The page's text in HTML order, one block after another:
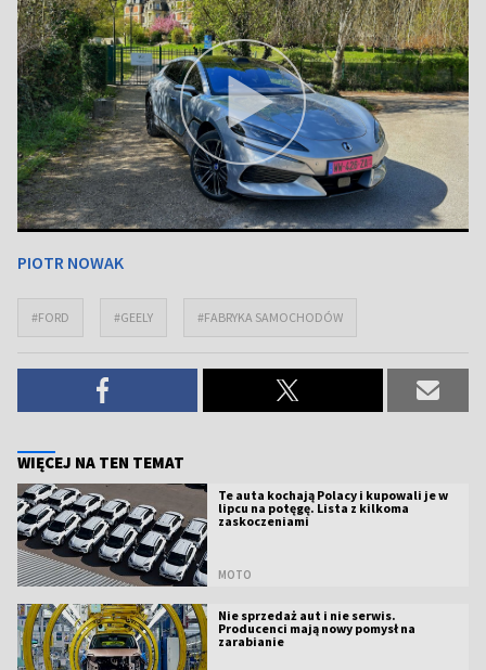
PIOTR NOWAK
#FORD #GEELY #FABRYKA SAMOCHODÓW
WIĘCEJ NA TEN TEMAT
Te auta kochają Polacy i kupowali je w
lipcu na potęgę. Lista z kilkoma
zaskoczeniami
MOTO
Nie sprzedaż aut i nie serwis.
Producenci mają nowy pomysł na
zarabianie